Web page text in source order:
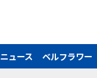
ニュース ベルフラワー